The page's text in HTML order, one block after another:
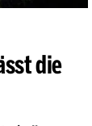
die